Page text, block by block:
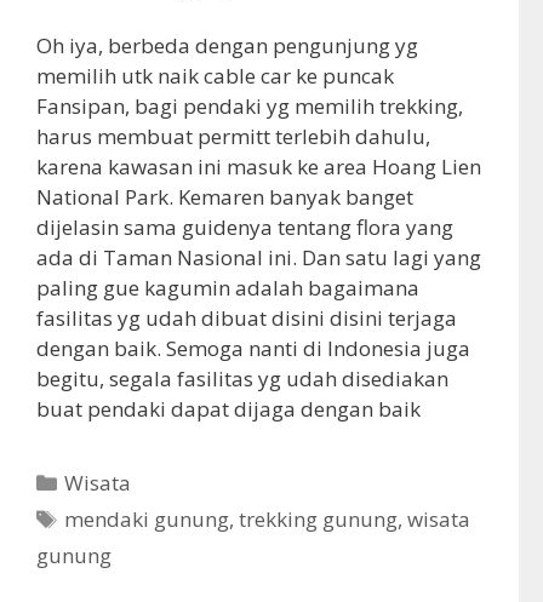
Oh iya, berbeda dengan pengunjung yg
memilih utk naik cable car ke puncak
Fansipan, bagi pendaki yg memilih trekking,
harus membuat permitt terlebih dahulu,
karena kawasan ini masuk ke area Hoang Lien
National Park. Kemaren banyak banget
dijelasin sama guidenya tentang flora yang
ada di Taman Nasional ini. Dan satu lagi yang
paling gue kagumin adalah bagaimana
fasilitas yg udah dibuat disini disini terjaga
dengan baik. Semoga nanti di Indonesia juga
begitu, segala fasilitas yg udah disediakan
buat pendaki dapat dijaga dengan baik
K
a
e
Wisata
T
a
mendaki gunung,trekking gunung,wisata
gunung